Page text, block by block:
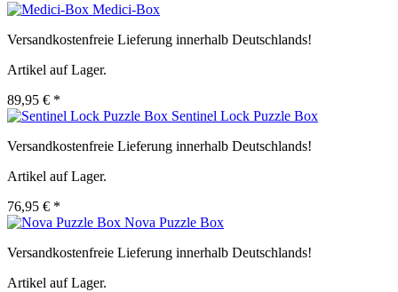
Medici-Box
Versandkostenfreie Lieferung innerhalb Deutschlands!
Artikel auf Lager.
89,95 € *
Sentinel Lock Puzzle Box
Versandkostenfreie Lieferung innerhalb Deutschlands!
Artikel auf Lager.
76,95 € *
Nova Puzzle Box
Versandkostenfreie Lieferung innerhalb Deutschlands!
Artikel auf Lager.